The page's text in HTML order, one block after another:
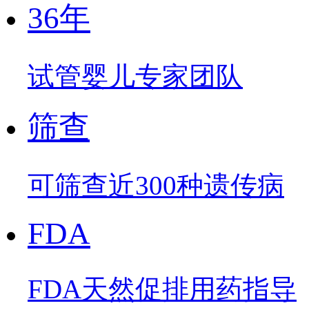
36年
试管婴儿专家团队
筛查
可筛查近300种遗传病
FDA
FDA天然促排用药指导